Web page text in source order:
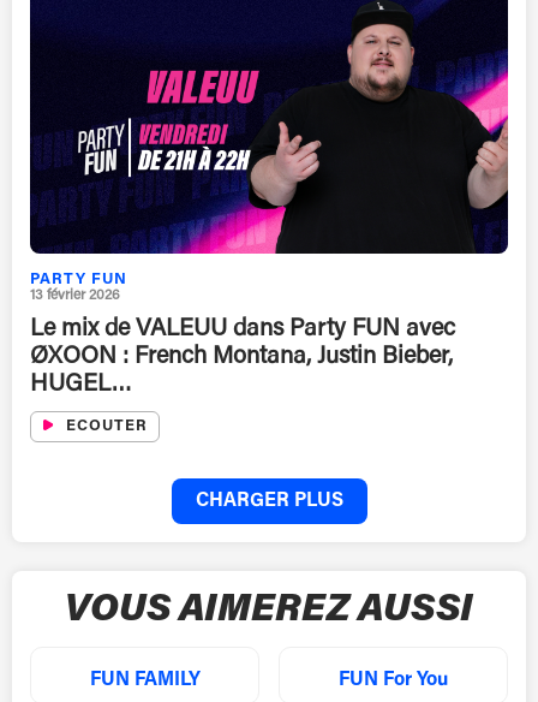
PARTY FUN
13 février 2026
Le mix de VALEUU dans Party FUN avec
ØXOON : French Montana, Justin Bieber,
HUGEL…
ECOUTER
CHARGER PLUS
VOUS AIMEREZ AUSSI
FUN FAMILY FUN For You